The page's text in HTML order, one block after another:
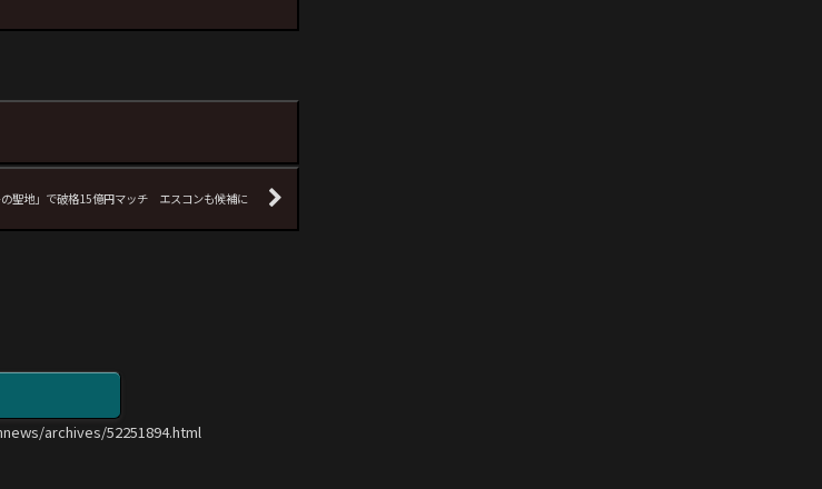
聖地」で破格15億円マッチ エスコンも候補に
archives/52251894.html